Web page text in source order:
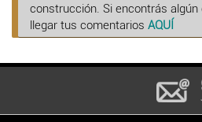
construcción. Si encontrás
llegar tus comentarios AQUÍ